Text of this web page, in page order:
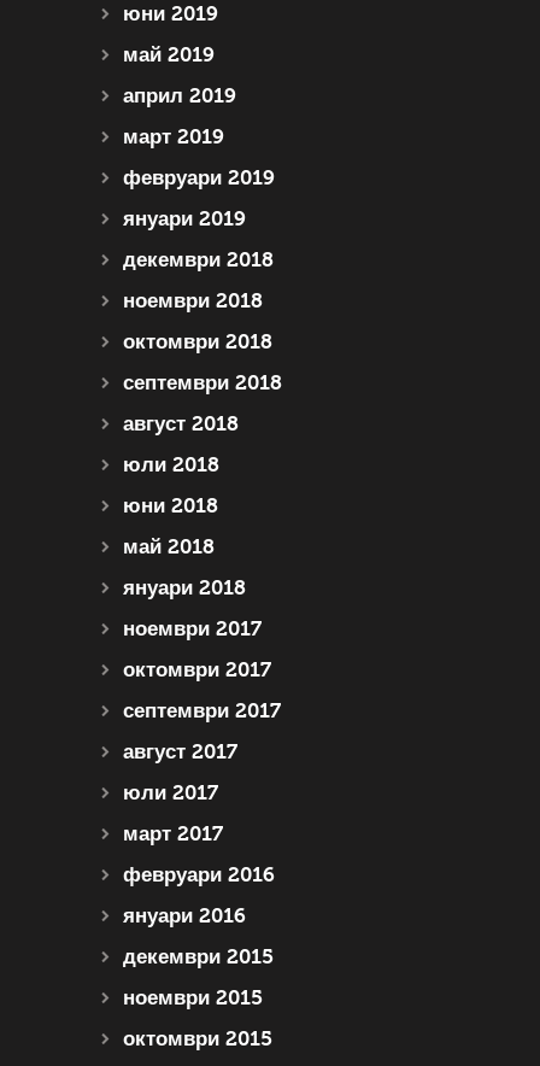
юни 2019
май 2019
април 2019
март 2019
февруари 2019
януари 2019
декември 2018
ноември 2018
октомври 2018
септември 2018
август 2018
юли 2018
юни 2018
май 2018
януари 2018
ноември 2017
октомври 2017
септември 2017
август 2017
юли 2017
март 2017
февруари 2016
януари 2016
декември 2015
ноември 2015
октомври 2015